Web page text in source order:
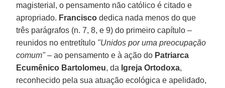
magisterial, o pensamento não católico é citado e
apropriado. Francisco dedica nada menos do que
três parágrafos (n. 7, 8, e 9) do primeiro capítulo –
reunidos no entretítulo "Unidos por uma preocupação
comum"– ao pensamento e à ação do Patriarca
Ecumênico Bartolomeu, da Igreja Ortodoxa,
reconhecido pela sua atuação ecológica e apelidado,